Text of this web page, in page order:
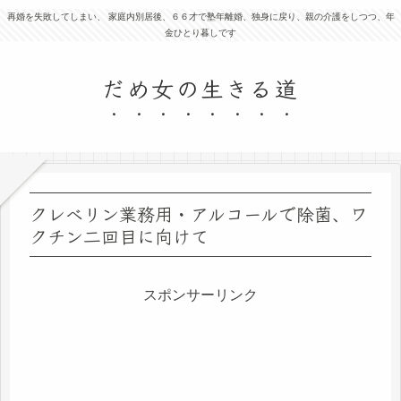
再婚を失敗してしまい、 家庭内別居後、６６才で塾年離婚、独身に戻り、親の介護をしつつ、年
金ひとり暮しです
だめ女の生きる道
クレベリン業務用・アルコールで除菌、ワ
クチン二回目に向けて
スポンサーリンク